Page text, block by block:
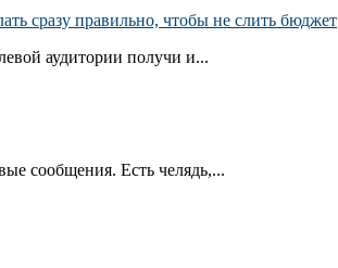
сразу правильно, чтобы не слить бюджет
аудитории получи и...
сообщения. Есть челядь,...